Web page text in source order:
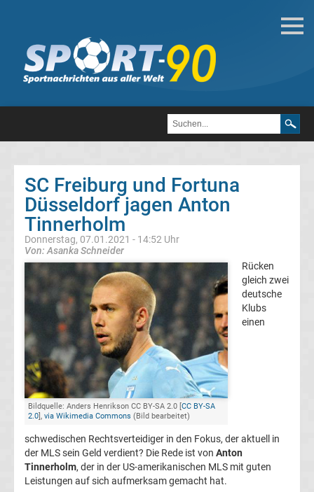
Deutsche
Transfergerüchte
FC
Heidenheim
1846
Transfergerüchte
1.
FC
Kaiserslautern
Transfergerüchte
1.
FC
SC Freiburg und Fortuna
Düsseldorf jagen Anton
Tinnerholm
Donnerstag, 07.01.2021 - 14:52 Uhr
Von: Asanka Schneider
Bildquelle: Anders Henrikson CC BY-SA 2.0 [CC BY-SA
2.0], via Wikimedia Commons (Bild bearbeitet)
Rücken
gleich zwei
deutsche
Klubs
einen
schwedischen Rechtsverteidiger in den Fokus, der aktuell in
der MLS sein Geld verdient? Die Rede ist von Anton
Tinnerholm, der in der US-amerikanischen MLS mit guten
Leistungen auf sich aufmerksam gemacht hat.